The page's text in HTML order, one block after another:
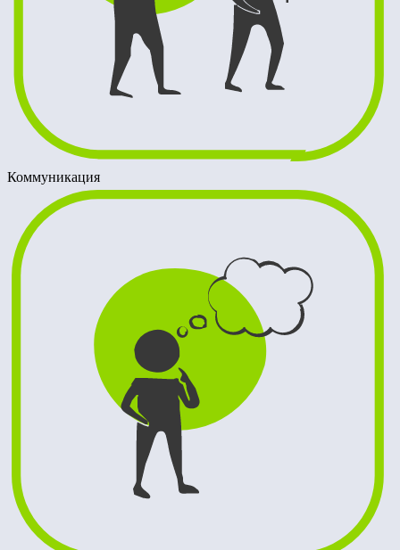
Коммуникация